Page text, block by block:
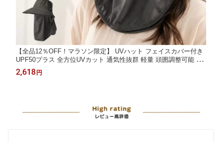
【全品12％OFF！マラソン限定】 UVハット フェイスカバー付き
UPF50プラス 全方位UVカット 通気性抜群 軽量 頭囲調整可能 5色
選べる 涼しい 快適 おすすめ 人気 日焼け防止 フェイス カバー 付
き で 顔 も 首 も しっかり ガード アウトドア 通勤 通学 に ぴっ
2,618円